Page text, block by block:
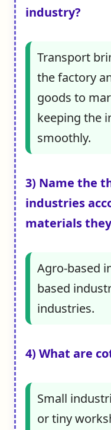
industry?
Transport
the factory
goods to
keeping the
smoothly.
3) Name the
industries
materials
Agro-based
based
industries.
4) What are
Small
or tiny